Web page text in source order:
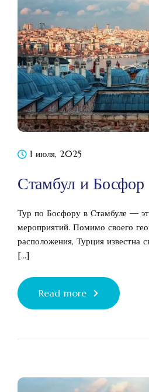
1 июля, 2025
Стамбул и Босфор
Тур по Босфору в Стамбуле —
мероприятий. Помимо своего
расположения, Турция известна
[...]
Read more